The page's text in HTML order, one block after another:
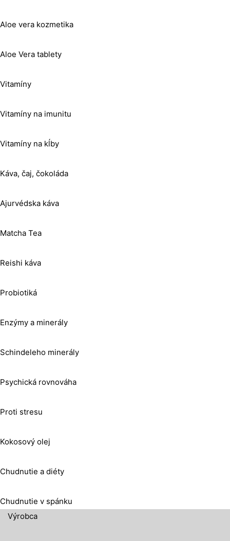
Aloe vera kozmetika
Aloe Vera tablety
Vitamíny
Vitamíny na imunitu
Vitamíny na kĺby
Káva, čaj, čokoláda
Ajurvédska káva
Matcha Tea
Reishi káva
Probiotiká
Enzýmy a minerály
Schindeleho minerály
Psychická rovnováha
Proti stresu
Kokosový olej
Chudnutie a diéty
Chudnutie v spánku
Výrobca